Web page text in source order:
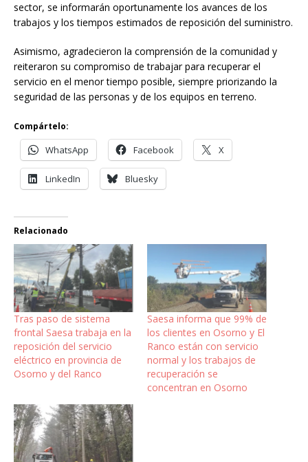
sector, se informarán oportunamente los avances de los
trabajos y los tiempos estimados de reposición del suministro.
Asimismo, agradecieron la comprensión de la comunidad y
reiteraron su compromiso de trabajar para recuperar el
servicio en el menor tiempo posible, siempre priorizando la
seguridad de las personas y de los equipos en terreno.
Compártelo:
WhatsApp Facebook X
LinkedIn Bluesky
Relacionado
Tras paso de sistema
frontal Saesa trabaja en la
reposición del servicio
eléctrico en provincia de
Osorno y del Ranco
Saesa informa que 99% de
los clientes en Osorno y El
Ranco están con servicio
normal y los trabajos de
recuperación se
concentran en Osorno